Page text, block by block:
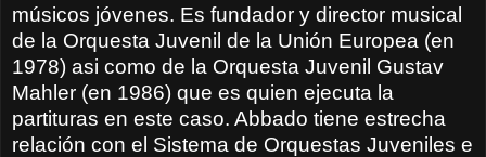
músicos jóvenes. Es fundador y director musical
de la Orquesta Juvenil de la Unión Europea (en
1978) asi como de la Orquesta Juvenil Gustav
Mahler (en 1986) que es quien ejecuta la
partituras en este caso. Abbado tiene estrecha
relación con el Sistema de Orquestas Juveniles e